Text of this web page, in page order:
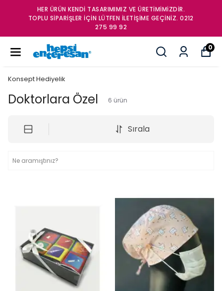
ÜRETİMİMİZDİR.
GEÇİNİZ. 0212
HER ÜRÜN KENDİ
TOPLU SİPARİŞLER İÇİN LÜTFEN
0
Konsept Hediyelik
Doktorlara Özel 6 ürün
Sırala